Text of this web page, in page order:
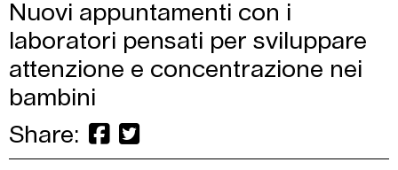
Nuovi appuntamenti con i
laboratori pensati per sviluppare
attenzione e concentrazione nei
bambini
Share: